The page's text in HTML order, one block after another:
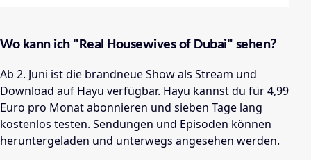
Wo kann ich "Real Housewives of Dubai" sehen?
Ab 2. Juni ist die brandneue Show als Stream und
Download auf Hayu verfügbar. Hayu kannst du für 4,99
Euro pro Monat abonnieren und sieben Tage lang
kostenlos testen. Sendungen und Episoden können
heruntergeladen und unterwegs angesehen werden.